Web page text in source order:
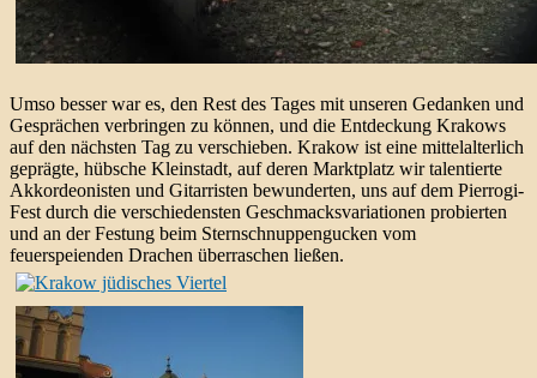
Umso besser war es, den Rest des Tages mit unseren Gedanken und
Gesprächen verbringen zu können, und die Entdeckung Krakows
auf den nächsten Tag zu verschieben. Krakow ist eine mittelalterlich
geprägte, hübsche Kleinstadt, auf deren Marktplatz wir talentierte
Akkordeonisten und Gitarristen bewunderten, uns auf dem Pierrogi-
Fest durch die verschiedensten Geschmacksvariationen probierten
und an der Festung beim Sternschnuppengucken vom
feuerspeienden Drachen überraschen ließen.